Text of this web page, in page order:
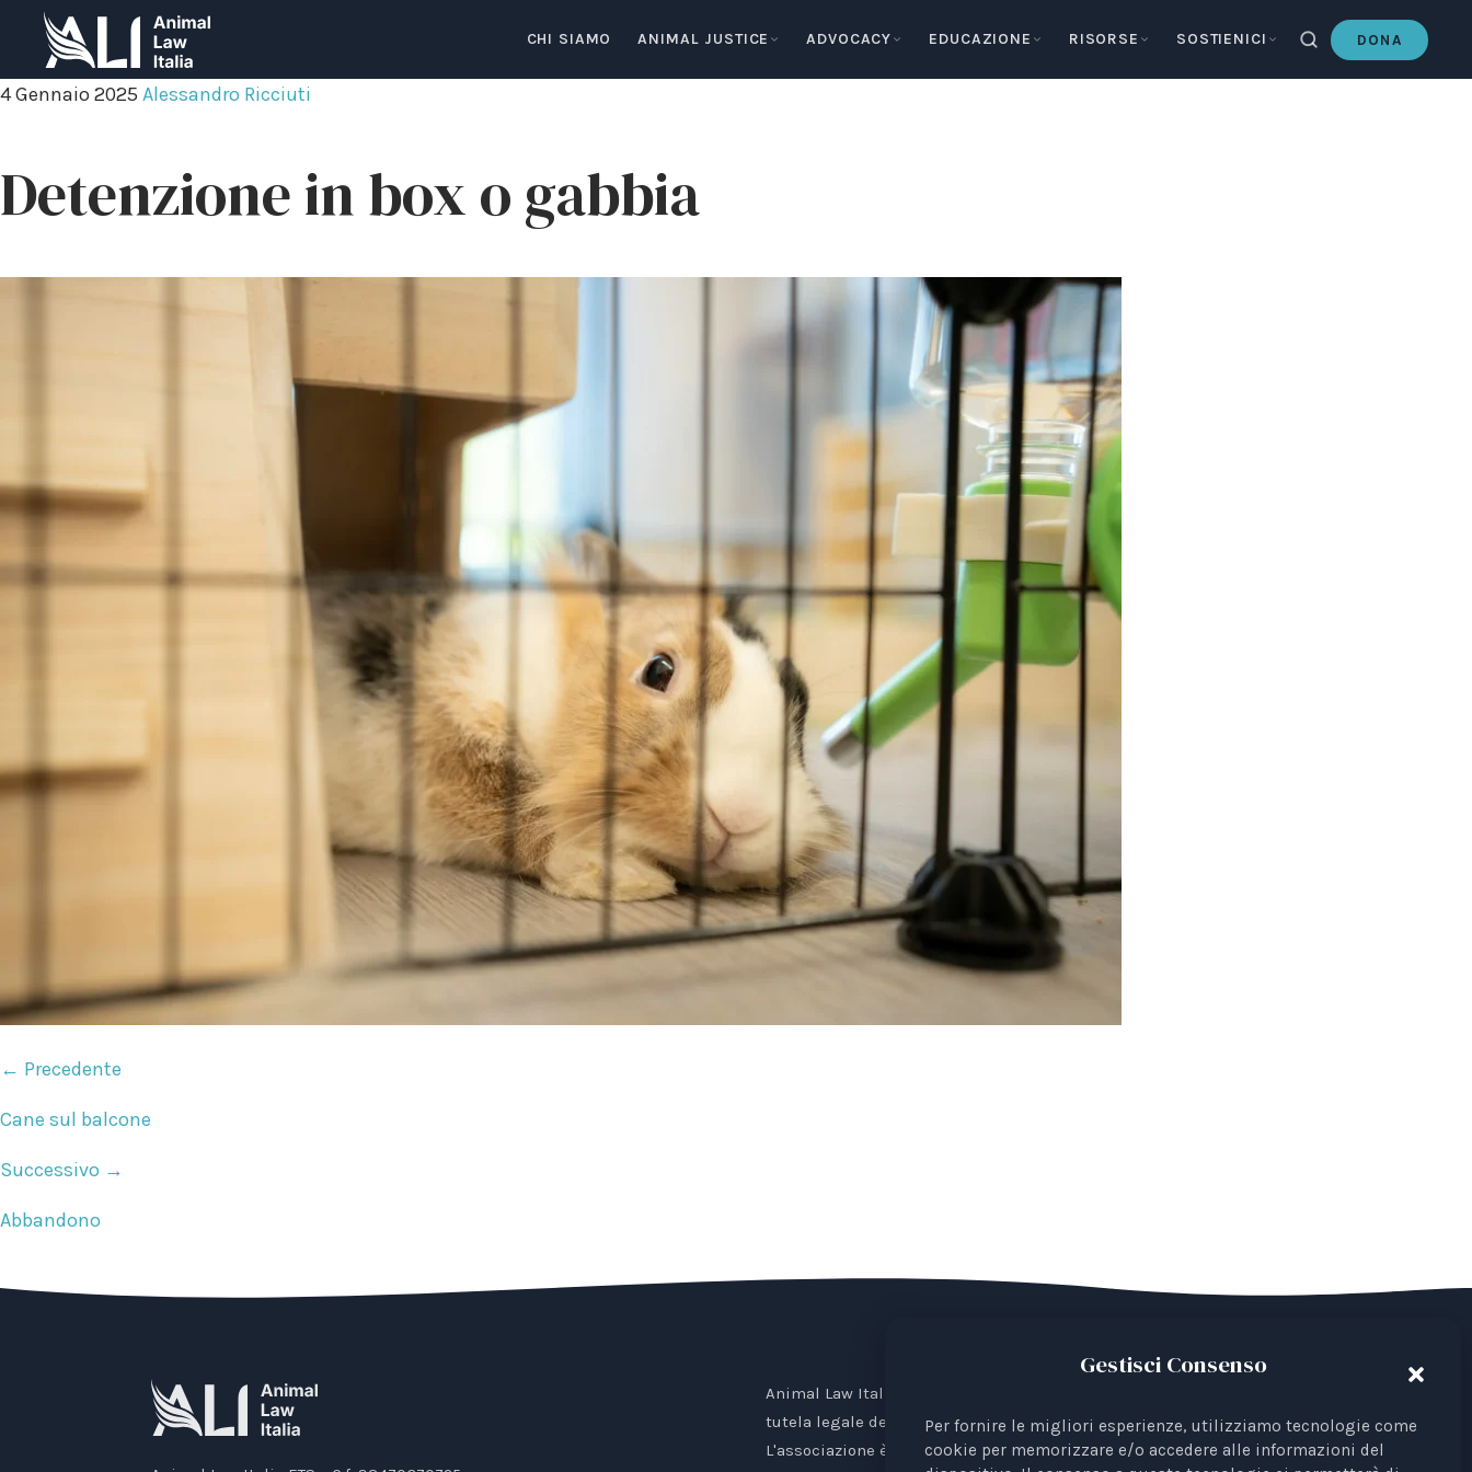
Gestisci Consenso
Per fornire le migliori esperienze, utilizziamo tecnologie come i
cookie per memorizzare e/o accedere alle informazioni del
CHI SIAMO ANIMAL JUSTICE ADVOCACY EDUCAZIONE RISORSE SOSTIENICI DONA
4 Gennaio 2025 Alessandro Ricciuti
Detenzione in box o gabbia
← Precedente
Cane sul balcone
Successivo →
Abbandono
Animal Law Italia è un Ente del Terzo Settore avente come finalità la
tutela legale degli animali. Iscrizione al RUNTS Rep. 4 del 01/03/2022.
L'associazione è riconosciuta come rappresentante di interessi davanti